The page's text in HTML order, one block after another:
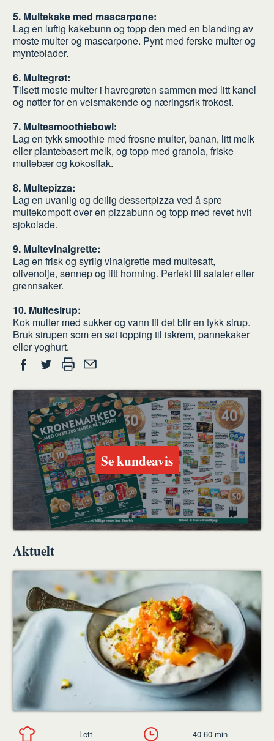
5. Multekake med mascarpone:
Lag en luftig kakebunn og topp den med en blanding av
moste multer og mascarpone. Pynt med ferske multer og
mynteblader.
6. Multegrøt:
Tilsett moste multer i havregrøten sammen med litt kanel
og nøtter for en velsmakende og næringsrik frokost.
7. Multesmoothiebowl:
Lag en tykk smoothie med frosne multer, banan, litt melk
eller plantebasert melk, og topp med granola, friske
multebær og kokosflak.
8. Multepizza:
Lag en uvanlig og deilig dessertpizza ved å spre
multekompott over en pizzabunn og topp med revet hvit
sjokolade.
9. Multevinaigrette:
Lag en frisk og syrlig vinaigrette med multesaft,
olivenolje, sennep og litt honning. Perfekt til salater eller
grønnsaker.
10. Multesirup:
Kok multer med sukker og vann til det blir en tykk sirup.
Bruk sirupen som en søt topping til iskrem, pannekaker
eller yoghurt.
Del
på
Facebook
på
Twitter
ut en
venn
Se kundeavis
Aktuelt
Lett 40-60 min